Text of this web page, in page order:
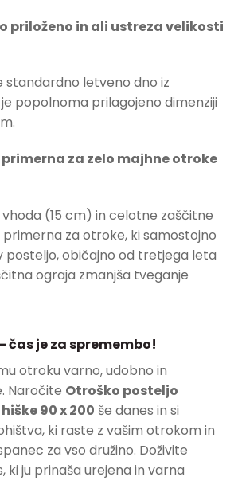
priloženo in ali ustreza velikosti
standardno letveno dno iz
popolnoma prilagojeno dimenziji
za zelo majhne otroke
vhoda (15 cm) in celotne zaščitne
za otroke, ki samostojno
posteljo, običajno od tretjega leta
ograja zmanjša tveganje
čas je za spremembo!
otroku varno, udobno in
Naročite Otroško posteljo
90 x 200 še danes in si
ki raste z vašim otrokom in
za vso družino. Doživite
ki ju prinaša urejena in varna